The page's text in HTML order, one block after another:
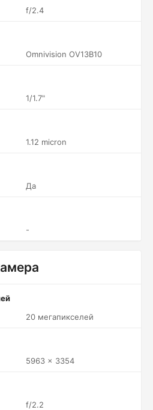
f/2.4
Omnivision OV13B10
1/1.7"
1.12 micron
Да
-
20 мегапикселей
5963 x 3354
f/2.2